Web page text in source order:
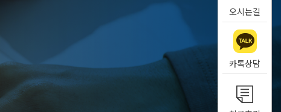
오시는길
카톡상담